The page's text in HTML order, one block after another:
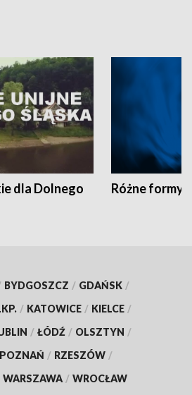
dla Dolnego
Różne formy
BYDGOSZCZ / GDAŃSK /
/ KATOWICE / KIELCE /
/ ŁÓDŹ / OLSZTYN /
POZNAŃ / RZESZÓW /
WARSZAWA / WROCŁAW